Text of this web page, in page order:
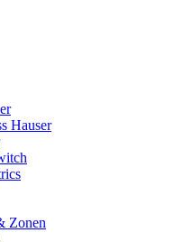
Hauser
Zonen